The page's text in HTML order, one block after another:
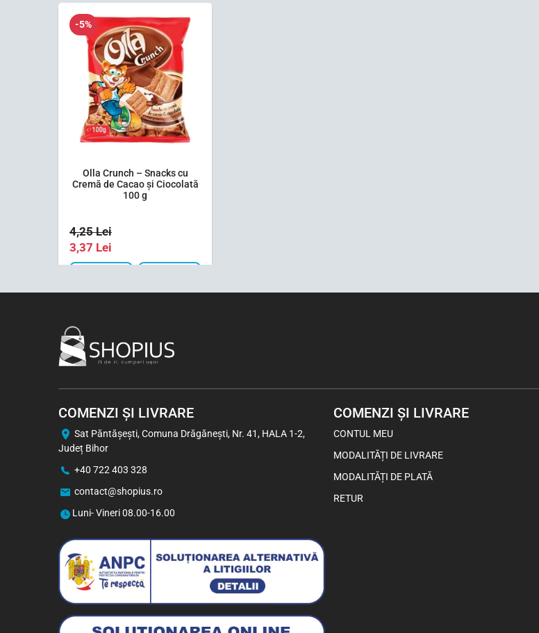
-5%
Olla Crunch – Snacks cu
Cremă de Cacao și Ciocolată
100 g
4,25Lei
3,37 Lei
Viva Chips cu Aromă de Pui
2,93Lei
1 buc
-5%
COMENZI ȘI LIVRARE
Sat Păntăşeşti, Comuna Drăgăneşti, Nr. 41, HALA 1-2,
Județ Bihor
+40 722 403 328
contact@shopius.ro
Luni- Vineri 08.00-16.00
COMENZI ȘI LIVRARE
CONTUL MEU
MODALITĂȚI DE LIVRARE
MODALITĂȚI DE PLATĂ
RETUR